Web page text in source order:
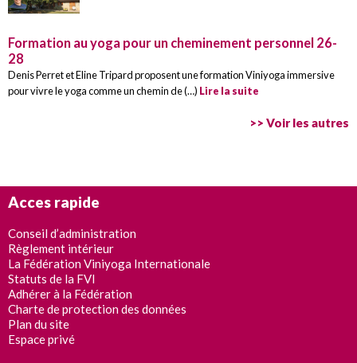
Formation au yoga pour un cheminement personnel 26-
28
Denis Perret et Eline Tripard proposent une formation Viniyoga immersive
pour vivre le yoga comme un chemin de (…) Lire la suite
>> Voir les autres
Acces rapide
Conseil d’administration
Règlement intérieur
La Fédération Viniyoga Internationale
Statuts de la FVI
Adhérer à la Fédération
Charte de protection des données
Plan du site
Espace privé